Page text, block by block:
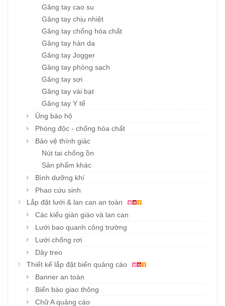
Găng tay cao su
Găng tay chịu nhiệt
Găng tay chống hóa chất
Găng tay hàn da
Găng tay Jogger
Găng tay phòng sạch
Găng tay sợi
Găng tay vải bạt
Găng tay Y tế
Ủng bảo hộ
Phòng độc - chống hóa chất
Bảo vệ thính giác
Nút tai chống ồn
Sản phẩm khác
Bình dưỡng khí
Phao cứu sinh
Lắp đặt lưới & lan can an toàn
Các kiểu giàn giáo và lan can
Lưới bao quanh công trường
Lưới chống rơi
Dây treo
Thiết kế lắp đặt biển quảng cáo
Banner an toàn
Biển báo giao thông
Chữ A quảng cáo